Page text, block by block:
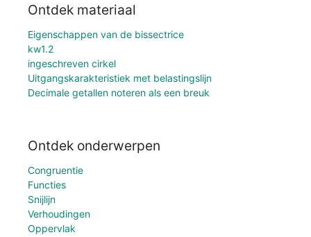
Ontdek materiaal
Eigenschappen van de bissectrice
kw1.2
ingeschreven cirkel
Uitgangskarakteristiek met belastingslijn
Decimale getallen noteren als een breuk
Ontdek onderwerpen
Congruentie
Functies
Snijlijn
Verhoudingen
Oppervlak